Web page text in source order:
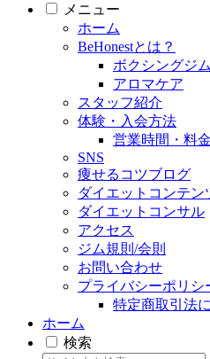
メニュー
ホーム
BeHonestとは？
ボクシングジム
アロマケア
スタッフ紹介
体験・入会方法
営業時間・料金
SNS
痩せるコツブログ
ダイエットコンテン
ダイエットコンサル
アクセス
ジム規則/会則
お問い合わせ
プライバシーポリシ
特定商取引法
ホーム
検索